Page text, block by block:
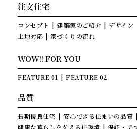
注文住宅
コンセプト 建築家のご紹介 デザイン
土地対応
家づくりの流れ
WOW!! FOR YOU
FEATURE 01 FEATURE 02
品質
長期優良住宅
安心できる住まいの品質